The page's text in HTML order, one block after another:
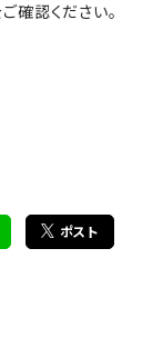
確認ください。
ポスト